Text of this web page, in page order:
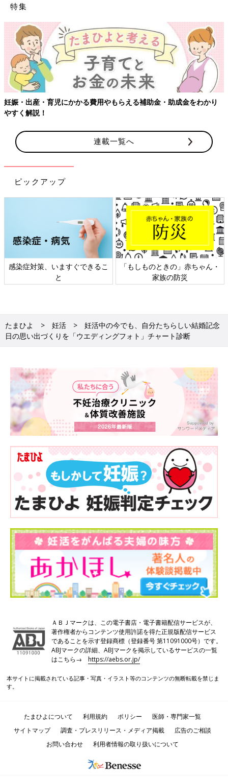
式は挙げるけれど当日は時間が取れない。式はしないけれど家族
にドレス姿を見せたい。そんな人はドレスや和装を着てのファミ
リーフォトを。
実家近くのスタジオで、里帰りしての撮影もできます。
診断結果【C】自然の中でいつもの自分たちらしく
普段どおりのリラックスした表情を撮影したいなら、自然の中と
いう手も。ご希望のイメージが叶う理想のシチュエーションで撮
敵。
診断結果【D】スタジオで個性的に
キャッチーな写真を残したい、作り込んだ世界観やアイテムで自
見つかります。
妊娠中も、赤ちゃんが生まれてからも撮影できます
新しい命を授かった時しかない瞬間を写真に残しておくのもいい
特集
妊娠・出産・育児にかかる費用やもらえる補助金・助成金をわかり
やすく解説！
連載一覧へ
ピックアップ
感染症対策、いますぐできるこ
と
「もしものときの」赤ちゃん・
家族の防災
たまひよ 妊活
妊活中の今でも、自分たちらしい結婚記念
日の思い出づくりを「ウエディングフォト」チャート診断
ＡＢＪマークは、この電子書店・電子書籍配信サービスが、
著作権者からコンテンツ使用許諾を得た正規版配信サービス
であることを示す登録商標（登録番号 第11091000号）です。
ABJマークの詳細、ABJマークを掲示しているサービスの一覧
はこちら→https://aebs.or.jp/
本サイトに掲載されている記事・写真・イラスト等のコンテンツの無断転載を禁じま
す。
たまひよについて 利用規約 ポリシー
医師・専門家一覧
サイトマップ
調査・プレスリリース・メディア掲載
広告のご相談
お問い合わせ
利用者情報の取り扱いについて